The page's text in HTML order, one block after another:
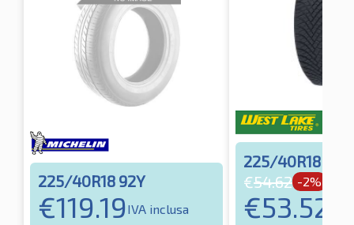
225/40R18 92Y
€119.19IVA inclusa
225/40R18
€54.62 -2%
€53.52